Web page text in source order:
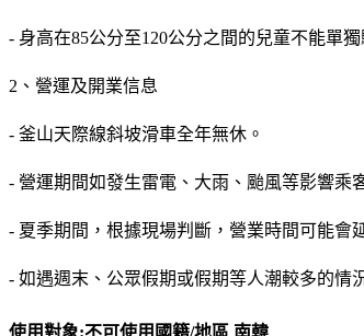
- 身高在85公分至120公分之間的兒童不能單
2、營運及開業信息
- 釜山天際線斜坡滑車全年無休。
- 營運期間如發生雷電、大雨、颱風等影響乘
- 夏季期間，根據現場判斷，營業時間可能會
- 如遇週末、公眾假期或假期等人潮較多的情
使用對象:不可使用國籍/地區 南韓